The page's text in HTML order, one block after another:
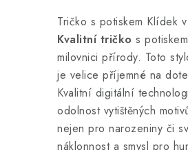
Tričko s potiskem Klídek
Kvalitní tričko s
milovnici přírody. Toto
je velice příjemné na
Kvalitní digitální
odolnost vytištěných
nejen pro narozeniny či
náklonnost a smysl pro